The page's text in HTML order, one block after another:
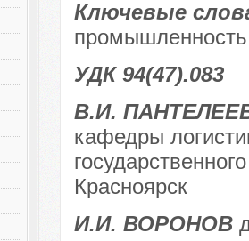
Ключевые
УДК 94(47).083
В.И.
кафедры
Красноярск
И.И. ВОРОНОВ